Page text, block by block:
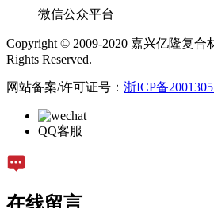
微信公众平台
Copyright © 2009-2020 嘉兴亿隆复
Rights Reserved.
网站备案/许可证号： 浙ICP备
QQ客服
在线留言